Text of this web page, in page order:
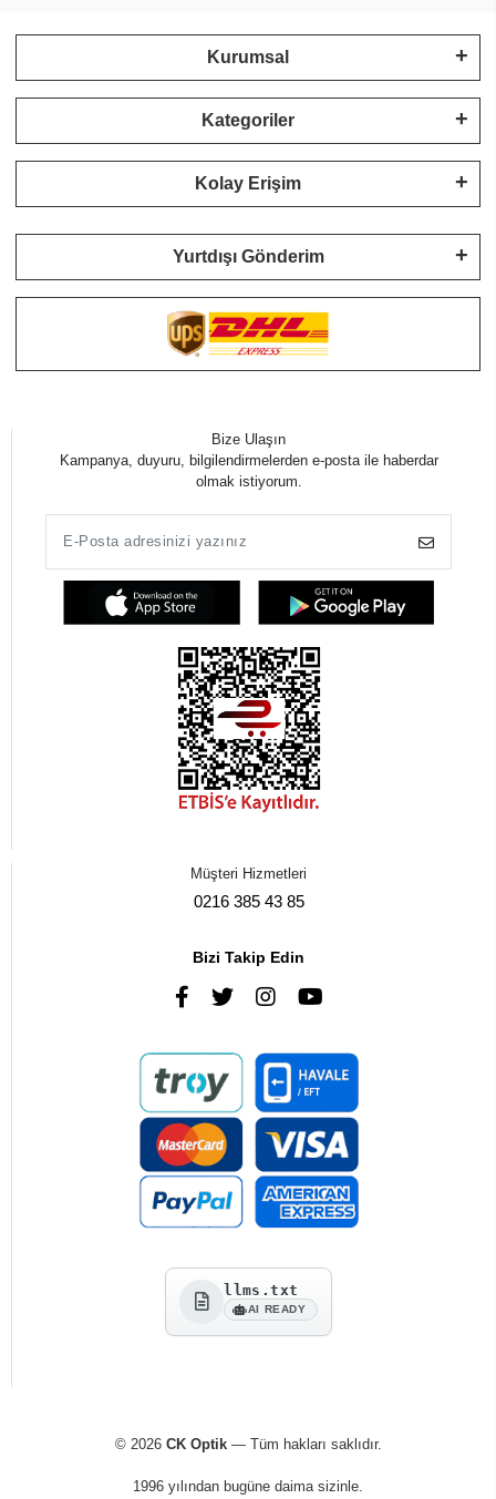
Kurumsal
Kategoriler
Kolay Erişim
Yurtdışı Gönderim
Bize Ulaşın
Kampanya, duyuru, bilgilendirmelerden e-posta ile haberdar
olmak istiyorum.
Müşteri Hizmetleri
0216 385 43 85
Bizi Takip Edin
llms.txt
AI READY
© 2026 CK Optik— Tüm hakları saklıdır.
1996 yılından bugüne daima sizinle.